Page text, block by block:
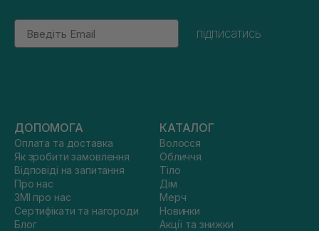
Email
підписатись
ДОПОМОГА
Оплата та доставка
Як зробити замовлення
Відповіді на запитання
Про нас
ЗМІ про нас
Сертифікати та нагороди
Блог
КАТАЛОГ
Волосся
Обличчя
Тіло
Дім
Мерч
Новинки
Акції та знижки